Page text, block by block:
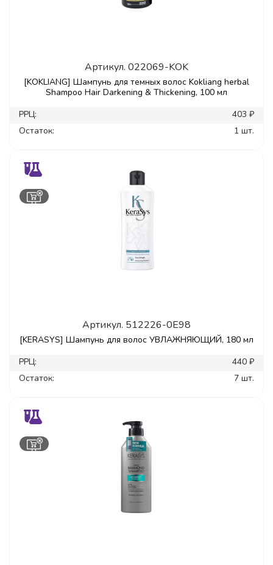
Артикул. 022069-KOK
[KOKLIANG] Шампунь для темных волос Kokliang herbal
Shampoo Hair Darkening & Thickening, 100 мл
РРЦ:
403 ₽
Остаток:
1 шт.
Артикул. 512226-0E98
[KERASYS] Шампунь для волос УВЛАЖНЯЮЩИЙ, 180 мл
РРЦ:
440 ₽
Остаток:
7 шт.